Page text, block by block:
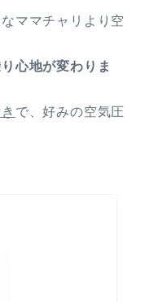
ママチャリより空
心地が変わりま
で、好みの空気圧